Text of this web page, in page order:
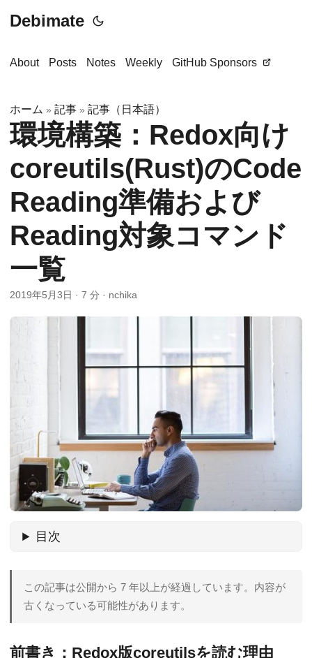
Debimate
About Posts Notes Weekly GitHub Sponsors
ホーム » 記事 » 記事（日本語）
環境構築：Redox向け
coreutils(Rust)のCode
Reading準備および
Reading対象コマンド
一覧
2019年5月3日 · 7 分 · nchika
目次
この記事は公開から 7 年以上が経過しています。内容が
古くなっている可能性があります。
前書き：Redox版coreutilsを読む理由